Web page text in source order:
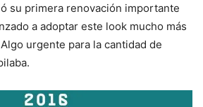
su primera renovación importante
a adoptar este look mucho más
urgente para la cantidad de